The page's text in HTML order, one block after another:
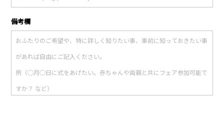
備考欄